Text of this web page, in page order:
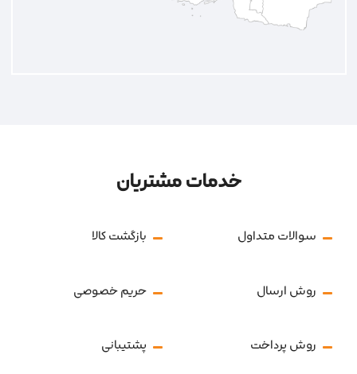
خدمات مشتریان
سوالات متداول بازگشت کالا
روش ارسال حریم خصوصی
روش پرداخت پشتیبانی